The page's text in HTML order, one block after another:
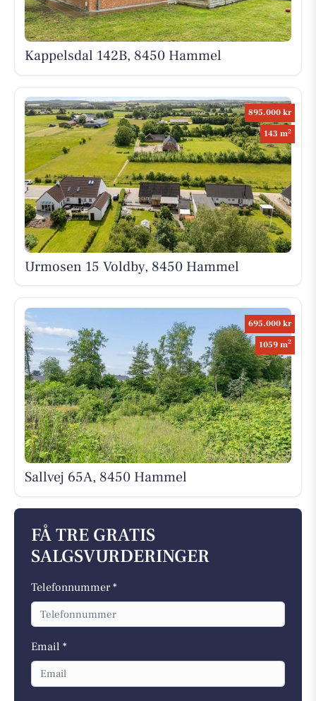
Kappelsdal 142B, 8450 Hammel
895.000 kr
143 m2
Urmosen 15 Voldby, 8450 Hammel
695.000 kr
1059 m2
Sallvej 65A, 8450 Hammel
FÅ TRE GRATIS
SALGSVURDERINGER
Telefonnummer *
Email *